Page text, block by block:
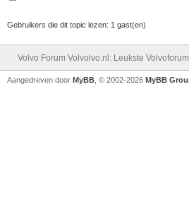
Gebruikers die dit topic lezen: 1 gast(en)
Volvo Forum Volvolvo.nl: Leukste
Aangedreven door MyBB , © 2002-2026 MyBB